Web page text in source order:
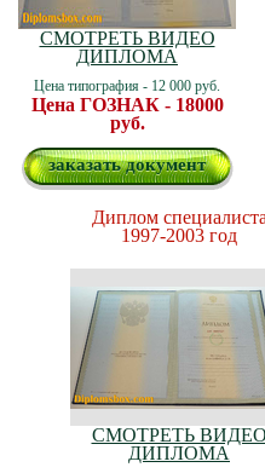
СМОТРЕТЬ ВИДЕО
ДИПЛОМА
Цена типография - 12 000 руб.
Цена ГОЗНАК - 18000
руб.
заказать документ
Диплом специалиста
1997-2003 год
СМОТРЕТЬ ВИДЕО
ДИПЛОМА